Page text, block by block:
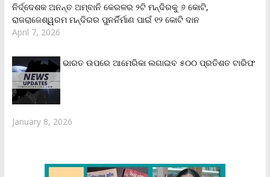
ନିର୍ଦ୍ଦେଶକ ଅନନ୍ତ ଅମ୍ବାନି କେରଳର ୨ଟି ମନ୍ଦିରକୁ ୬ କୋଟି,
ରାଜରାଜେଶ୍ୱରମ ମନ୍ଦିରର ପୁନର୍ନିର୍ମାଣ ପାଇଁ ୧୨ କୋଟି ଦାନ
April 7, 2026
ଭାରତ ଉପରେ ଆମେରିକା ଲଗାଇବ ୫୦୦ ପ୍ରତିଶତ ଟାରିଫ
January 8, 2026